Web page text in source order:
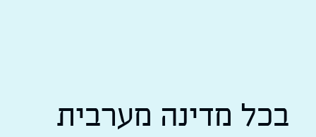
בכל מדינה מערבית